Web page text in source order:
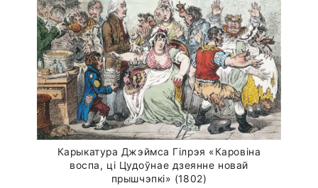
Карыкатура Джэймса Гілрэя «Каровіна
воспа, ці Цудоўнае дзеянне новай
прышчэпкі» (1802)